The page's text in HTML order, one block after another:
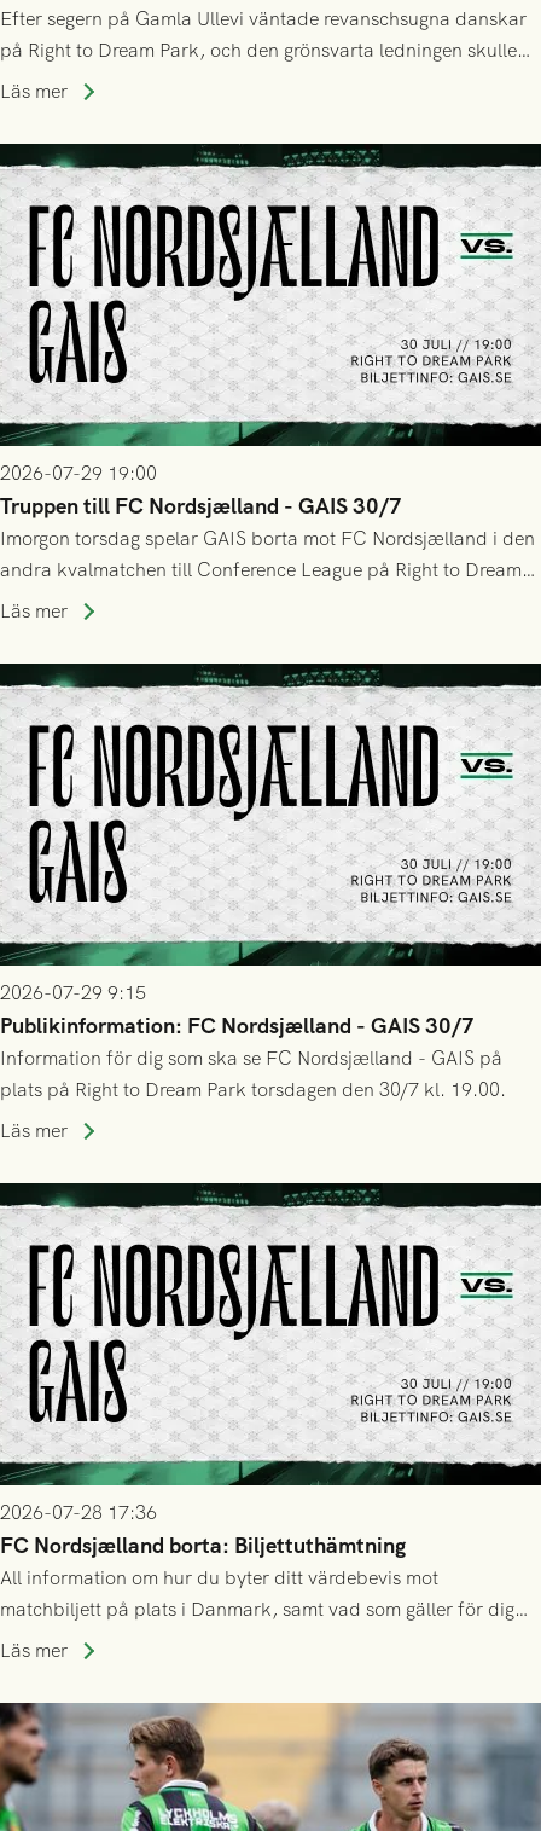
Efter segern på Gamla Ullevi väntade revanschsugna danskar
på Right to Dream Park, och den grönsvarta ledningen skulle
upphöra efter mindre än kvarten spelad. På lika mark visade
tennissiffror och det grönsvarta europaäventyret tog slut.
Läs mer
2026-07-29 19:00
Truppen till FC Nordsjælland - GAIS 30/7
Imorgon torsdag spelar GAIS borta mot FC Nordsjælland i den
andra kvalmatchen till Conference League på Right to Dream
Park! Fredrik Holmberg och ledarstaben har tagit ut följande
Läs mer
2026-07-29 9:15
Publikinformation: FC Nordsjælland - GAIS 30/7
Information för dig som ska se FC Nordsjælland - GAIS på
plats på Right to Dream Park torsdagen den 30/7 kl. 19.00.
Läs mer
2026-07-28 17:36
FC Nordsjælland borta: Biljettuthämtning
All information om hur du byter ditt värdebevis mot
matchbiljett på plats i Danmark, samt vad som gäller för dig
som står på reservlista eller fått förhinder.
Läs mer